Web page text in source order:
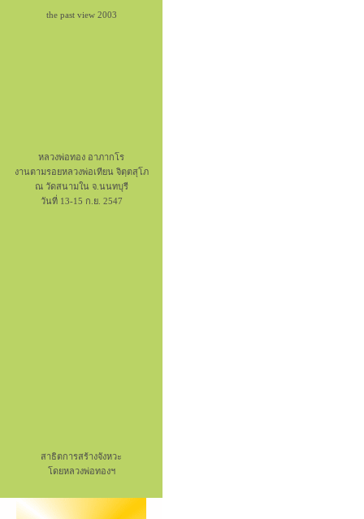
the past view 2003
หลวงพ่อทอง อาภากโร
งานตามรอยหลวงพ่อเทียน จิตฺตสุโภ
ณ วัดสนามใน จ.นนทบุรี
วันที่ 13-15 ก.ย. 2547
สาธิตการสร้างจังหวะ
โดยหลวงพ่อทองฯ